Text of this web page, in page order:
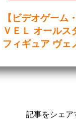
【ビデオゲーム
ＶＥＬ オールス
フィギュア ヴェ
記事をシェア